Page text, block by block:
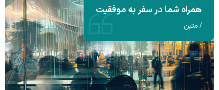
همراه شما در سفر به موفقیت
/ متین